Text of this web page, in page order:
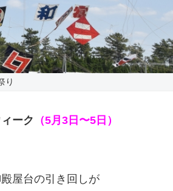
り
ーク （5月3日〜5日）
屋台の引き回しが